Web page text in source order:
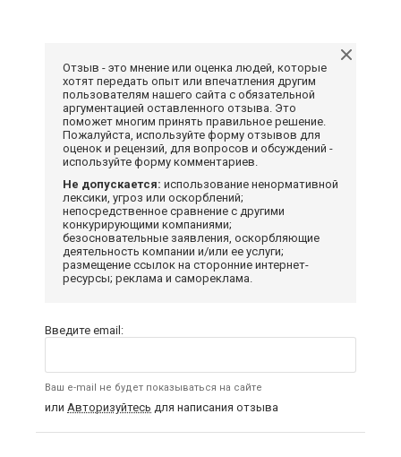
Отзыв - это мнение или оценка людей, которые
хотят передать опыт или впечатления другим
пользователям нашего сайта с обязательной
аргументацией оставленного отзыва. Это
поможет многим принять правильное решение.
Пожалуйста, используйте форму отзывов для
оценок и рецензий, для вопросов и обсуждений -
используйте форму комментариев.
Не допускается: использование ненормативной
лексики, угроз или оскорблений;
непосредственное сравнение с другими
конкурирующими компаниями;
безосновательные заявления, оскорбляющие
деятельность компании и/или ее услуги;
размещение ссылок на сторонние интернет-
ресурсы; реклама и самореклама.
Введите email:
Ваш e-mail не будет показываться на сайте
или Авторизуйтесь для написания отзыва